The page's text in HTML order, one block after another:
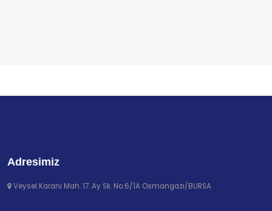
Adresimiz
Veysel Karani Mah. 17. Ay Sk. No:6/1A Osmangazi/BURSA